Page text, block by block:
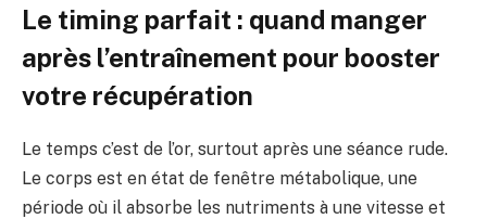
Le timing parfait : quand manger
après l’entraînement pour booster
votre récupération
Le temps c’est de l’or, surtout après une séance rude.
Le corps est en état de fenêtre métabolique, une
période où il absorbe les nutriments à une vitesse et